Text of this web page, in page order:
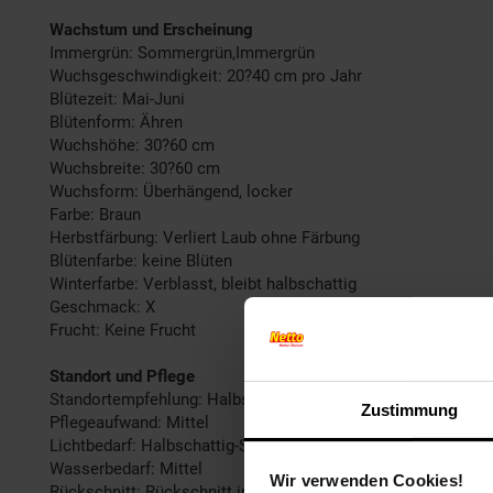
Zustimmung
Wir verwenden Cookies!
Wachstum und Erscheinung
Immergrün: Sommergrün,Immergrün
Wuchsgeschwindigkeit: 20?40 cm pro Jahr
Blütezeit: Mai-Juni
Blütenform: Ähren
Wuchshöhe: 30?60 cm
Wuchsbreite: 30?60 cm
Wuchsform: Überhängend, locker
Farbe: Braun
Herbstfärbung: Verliert Laub ohne Färbung
Blütenfarbe: keine Blüten
Winterfarbe: Verblasst, bleibt halbschattig
Geschmack: X
Frucht: Keine Frucht
Standort und Pflege
Standortempfehlung: Halbschattig, feucht
Pflegeaufwand: Mittel
Lichtbedarf: Halbschattig-Schattig
Wasserbedarf: Mittel